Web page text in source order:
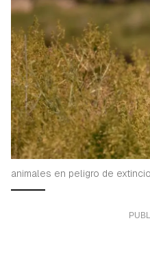
animales en peligro de